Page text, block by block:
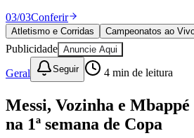
Política
Eleições
Esportes
Saúde
Segurança
Cultura
Obras
Educação
03/03Conferir
Atletismo e Corridas Campeonatos ao
Publicidade Anuncie Aqui
Geral Seguir 4 min de leitura
Messi, Vozinha e
na 1ª semana de Copa